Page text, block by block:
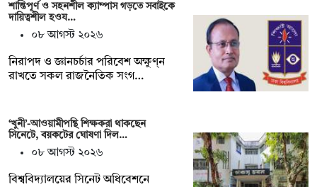
শান্তিপূর্ণ ও সহনশীল ক্যাম্পাস গড়তে সবাইকে
দায়িত্বশীল হওয…
০৮ আগস্ট ২০২৬
নিরাপদ ও জ্ঞানচর্চার পরিবেশ অক্ষুণ্ন
রাখতে সকল রাজনৈতিক সংগ…
‘খুনী’-আওয়ামীপন্থি শিক্ষকরা থাকছেন
সিনেটে, বয়কটের ঘোষণা দিল…
০৮ আগস্ট ২০২৬
বিশ্ববিদ্যালয়ের সিনেট অধিবেশনে